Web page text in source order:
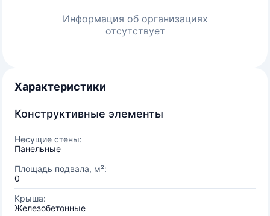
Информация об организациях
отсутствует
Характеристики
Конструктивные элементы
Несущие стены:
Панельные
Площадь подвала, м²:
0
Крыша:
Железобетонные